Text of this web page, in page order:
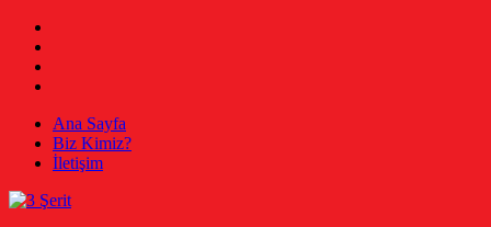
Skip
content
Ana Sayfa
Biz Kimiz?
İletişim